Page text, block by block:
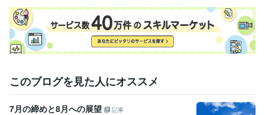
このブログを見た人にオススメ
7月の締めと8月への展望
記事